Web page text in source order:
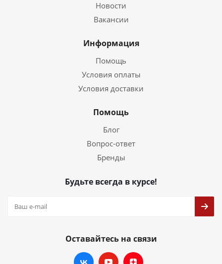
Новости
Вакансии
Информация
Помощь
Условия оплаты
Условия доставки
Помощь
Блог
Вопрос-ответ
Бренды
Будьте всегда в курсе!
Оставайтесь на связи